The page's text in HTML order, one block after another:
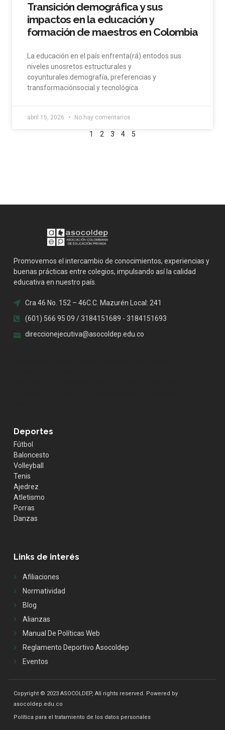
Transición demográfica y sus
impactos en la educación y
formación de maestros en Colombia
La educación en el país enfrenta(rá) entodos sus
niveles unosretos estructurales y
coyunturales:demografía, preferencias y
transformaciónsocial y tecnológica
abril 15, 2026 No hay comentarios
1 2 3 4 5
Promovemos el intercambio de conocimientos, experiencias y
buenas prácticas entre colegios, impulsando así la calidad
educativa en nuestro país.
Cra 46 No. 152 – 46C.C. Mazurén Local: 241
(601) 566 95 09 / 3184151689 - 3184151693
direccionejecutiva@asocoldep.edu.co
Deportes
Fútbol
Baloncesto
Volleyball
Tenis
Ajedrez
Atletismo
Porras
Danzas
Links de interés
Afiliaciones
Normatividad
Blog
Alianzas
Manual De Políticas Web
Reglamento Deportivo Asocoldep
Eventos
Copyright © 2023 ASOCOLDEP, All rights reserved. Powered by
asocoldep.edu.co
Política para el tratamiento de los datos personales